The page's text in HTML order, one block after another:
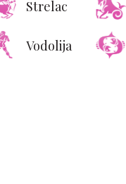
Strelac
Vodolija